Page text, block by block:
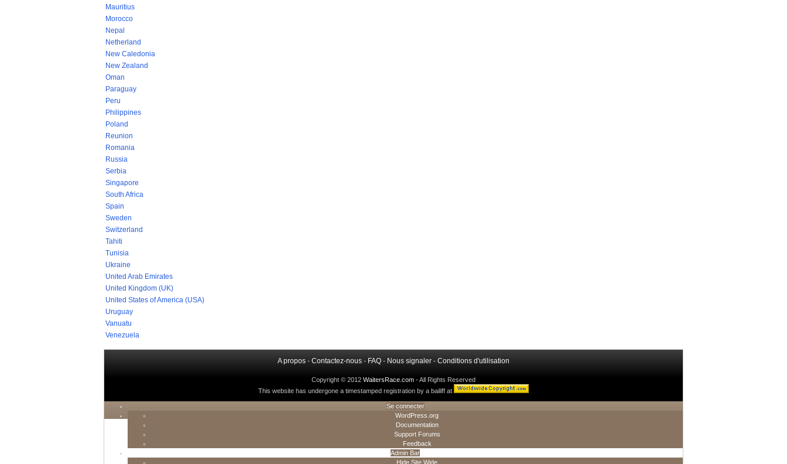
Mauritius
Morocco
Nepal
Netherland
New Caledonia
New Zealand
Oman
Paraguay
Peru
Philippines
Poland
Reunion
Romania
Russia
Serbia
Singapore
South Africa
Spain
Sweden
Switzerland
Tahiti
Tunisia
Ukraine
United Arab Emirates
United Kingdom (UK)
United States of America (USA)
Uruguay
Vanuatu
Venezuela
A propos - Contactez-nous - FAQ - Nous signaler - Conditions d'utilisation
Copyright © 2012 WaitersRace.com - All Rights Reserved
This website has undergone a timestamped registration by a bailiff at
Se connecter
WordPress.org
Documentation
Support Forums
Feedback
Admin Bar
Hide Site Wide